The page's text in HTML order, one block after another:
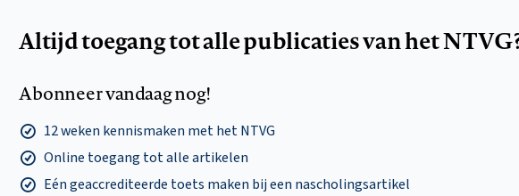
Altijd toegang tot alle publicaties van het
Abonneer vandaag nog!
12 weken kennismaken met het NTVG
Online toegang tot alle artikelen
Eén geaccrediteerde toets maken bij een nascholingsartikel